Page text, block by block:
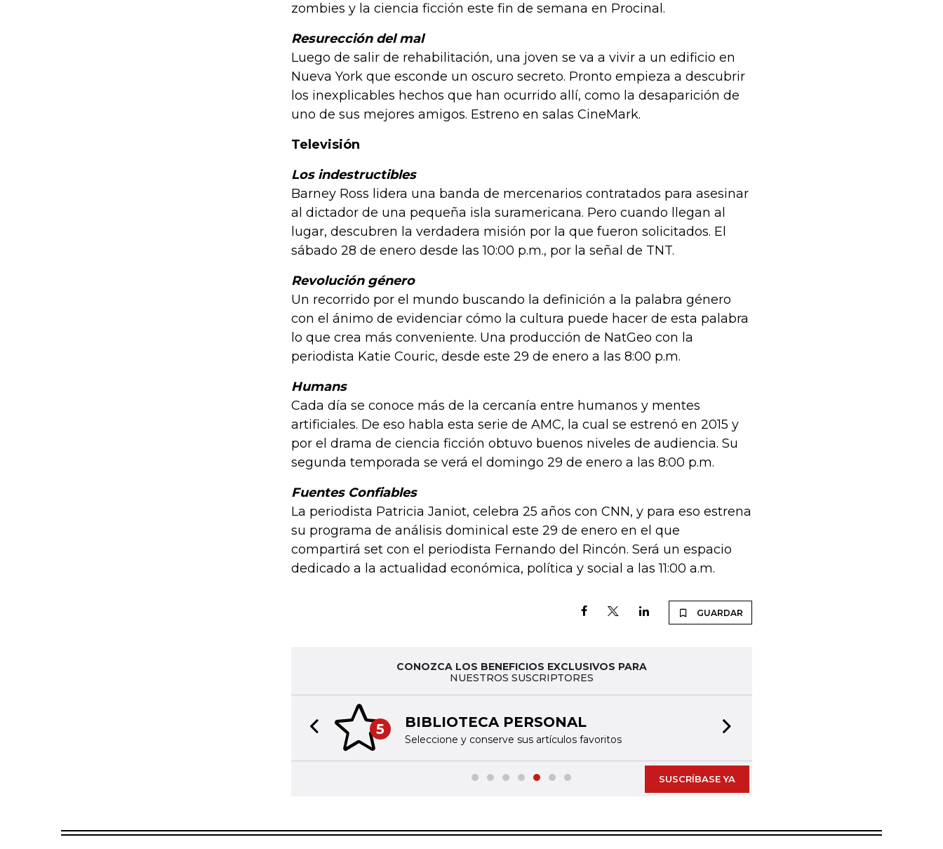
zombies y la ciencia ficción este fin de semana en Procinal.
Resurección del mal
Luego de salir de rehabilitación, una joven se va a vivir a un edificio en
Nueva York que esconde un oscuro secreto. Pronto empieza a descubrir
los inexplicables hechos que han ocurrido allí, como la desaparición de
uno de sus mejores amigos. Estreno en salas CineMark.
Televisión
Los indestructibles
Barney Ross lidera una banda de mercenarios contratados para asesinar
al dictador de una pequeña isla suramericana. Pero cuando llegan al
lugar, descubren la verdadera misión por la que fueron solicitados. El
sábado 28 de enero desde las 10:00 p.m., por la señal de TNT.
Revolución género
Un recorrido por el mundo buscando la definición a la palabra género
con el ánimo de evidenciar cómo la cultura puede hacer de esta palabra
lo que crea más conveniente. Una producción de NatGeo con la
periodista Katie Couric, desde este 29 de enero a las 8:00 p.m.
Humans
Cada día se conoce más de la cercanía entre humanos y mentes
artificiales. De eso habla esta serie de AMC, la cual se estrenó en 2015 y
por el drama de ciencia ficción obtuvo buenos niveles de audiencia. Su
segunda temporada se verá el domingo 29 de enero a las 8:00 p.m.
Fuentes Confiables
La periodista Patricia Janiot, celebra 25 años con CNN, y para eso estrena
su programa de análisis dominical este 29 de enero en el que
compartirá set con el periodista Fernando del Rincón. Será un espacio
dedicado a la actualidad económica, política y social a las 11:00 a.m.
GUARDAR
CONOZCA LOS BENEFICIOS EXCLUSIVOS PARA
NUESTROS SUSCRIPTORES
5 BIBLIOTECA PERSONAL
Seleccione y conserve sus artículos favoritos
Previous slide
SUSCRÍBASE YA